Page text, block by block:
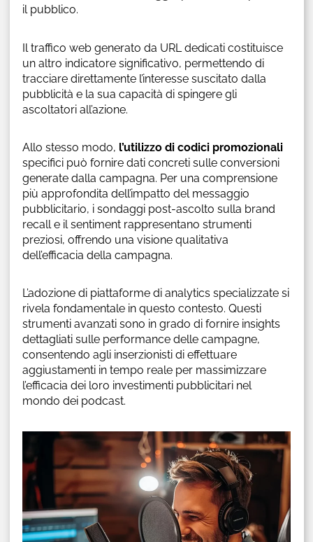
il pubblico.
Il traffico web generato da URL dedicati costituisce
un altro indicatore significativo, permettendo di
tracciare direttamente l’interesse suscitato dalla
pubblicità e la sua capacità di spingere gli
ascoltatori all’azione.
Allo stesso modo, l’utilizzo di codici promozionali
specifici può fornire dati concreti sulle conversioni
generate dalla campagna. Per una comprensione
più approfondita dell’impatto del messaggio
pubblicitario, i sondaggi post-ascolto sulla brand
recall e il sentiment rappresentano strumenti
preziosi, offrendo una visione qualitativa
dell’efficacia della campagna.
L’adozione di piattaforme di analytics specializzate si
rivela fondamentale in questo contesto. Questi
strumenti avanzati sono in grado di fornire insights
dettagliati sulle performance delle campagne,
consentendo agli inserzionisti di effettuare
aggiustamenti in tempo reale per massimizzare
l’efficacia dei loro investimenti pubblicitari nel
mondo dei podcast.